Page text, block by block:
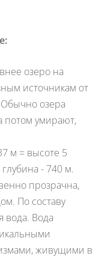
озеро на
источникам от
Обычно озера
потом умирают,
м = высоте 5
- 740 м.
прозрачна,
По составу
вода. Вода
живущими в